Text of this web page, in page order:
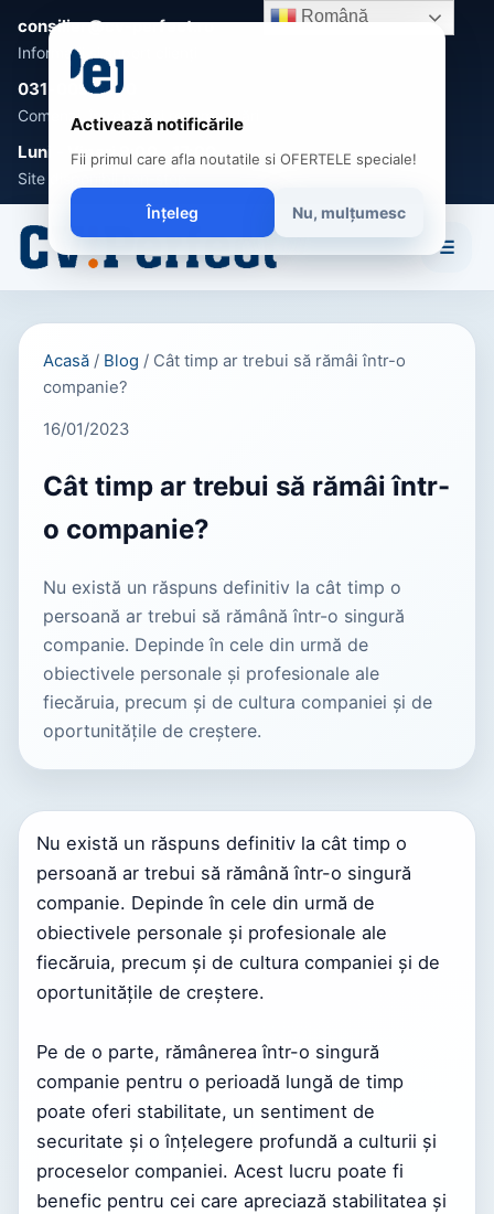
consilier@cv-perfect.ro
Informații și suport clienți
031-005 0470
Comenzi, întrebări și recomandări
Luni - Vineri 9:00 - 17:00
Site disponibil non-stop
☰
Acasă / Blog / Cât timp ar trebui să rămâi într-o
companie?
16/01/2023
Cât timp ar trebui să rămâi într-
o companie?
Nu există un răspuns definitiv la cât timp o
persoană ar trebui să rămână într-o singură
companie. Depinde în cele din urmă de
obiectivele personale și profesionale ale
fiecăruia, precum și de cultura companiei și de
oportunitățile de creștere.
Nu există un răspuns definitiv la cât timp o
persoană ar trebui să rămână într-o singură
companie. Depinde în cele din urmă de
obiectivele personale și profesionale ale
fiecăruia, precum și de cultura companiei și de
oportunitățile de creștere.
Pe de o parte, rămânerea într-o singură
companie pentru o perioadă lungă de timp
poate oferi stabilitate, un sentiment de
securitate și o înțelegere profundă a culturii și
proceselor companiei. Acest lucru poate fi
benefic pentru cei care apreciază stabilitatea și
Română
Activează notificările
Fii primul care afla noutatile si OFERTELE speciale!
Înțeleg Nu, mulțumesc